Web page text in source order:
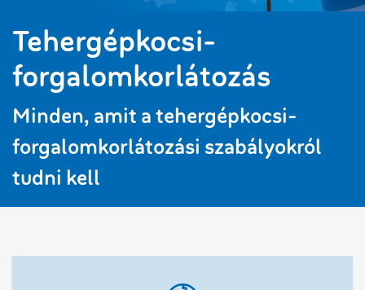
Tehergépkocsi-
forgalomkorlátozás
Minden, amit a tehergépkocsi-
forgalomkorlátozási szabályokról
tudni kell